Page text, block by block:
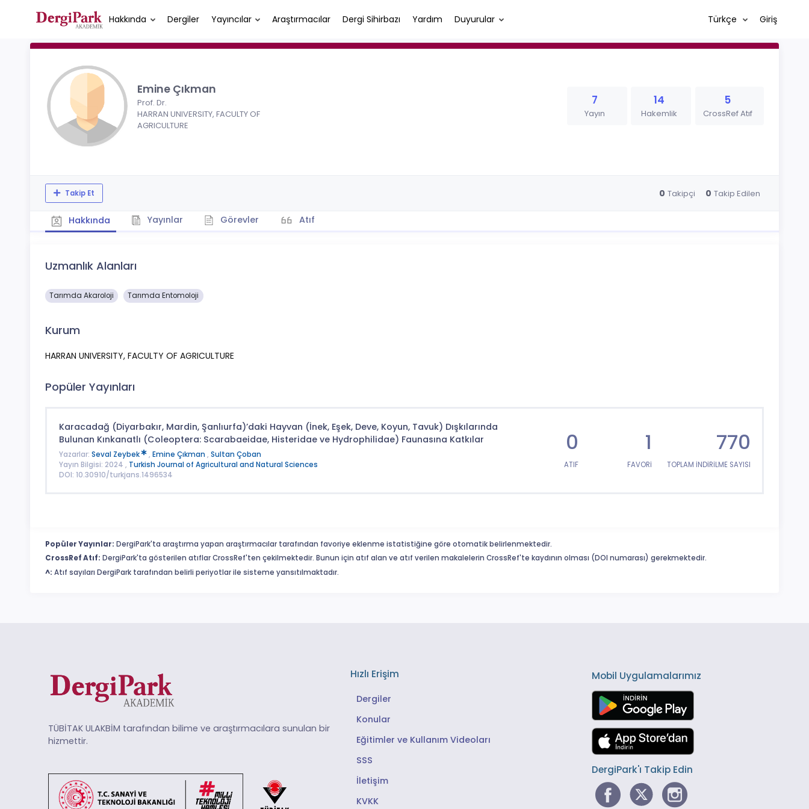
Hakkında Dergiler Yayıncılar Araştırmacılar Dergi Sihirbazı Yardım Duyurular Türkçe Giriş
Emine Çıkman
Prof. Dr.
HARRAN UNIVERSITY, FACULTY OF
AGRICULTURE
7
Yayın
14
Hakemlik
5
CrossRef Atıf
Takip Et 0 Takipçi 0 Takip Edilen
Hakkında Yayınlar Görevler Atıf
Uzmanlık Alanları
Tarımda Akaroloji Tarımda Entomoloji
Kurum
HARRAN UNIVERSITY, FACULTY OF AGRICULTURE
Popüler Yayınları
Karacadağ (Diyarbakır, Mardin, Şanlıurfa)’daki Hayvan (İnek, Eşek, Deve, Koyun, Tavuk) Dışkılarında
Bulunan Kınkanatlı (Coleoptera: Scarabaeidae, Histeridae ve Hydrophilidae) Faunasına Katkılar
Yazarlar: Seval Zeybek , Emine Çıkman , Sultan Çoban
Yayın Bilgisi: 2024 , Turkish Journal of Agricultural and Natural Sciences
DOI: 10.30910/turkjans.1496534
0
ATIF
1
FAVORİ
770
TOPLAM İNDİRİLME SAYISI
Popüler Yayınlar: DergiPark'ta araştırma yapan araştırmacılar tarafından favoriye eklenme istatistiğine göre otomatik belirlenmektedir.
CrossRef Atıf: DergiPark'ta gösterilen atıflar CrossRef'ten çekilmektedir. Bunun için atıf alan ve atıf verilen makalelerin CrossRef'te kaydının olması (DOI numarası) gerekmektedir.
^: Atıf sayıları DergiPark tarafından belirli periyotlar ile sisteme yansıtılmaktadır.
TÜBİTAK ULAKBİM tarafından bilime ve araştırmacılara sunulan bir
hizmettir.
Hızlı Erişim
Dergiler
Konular
Eğitimler ve Kullanım Videoları
SSS
İletişim
KVKK
Mobil Uygulamalarımız
DergiPark'ı Takip Edin